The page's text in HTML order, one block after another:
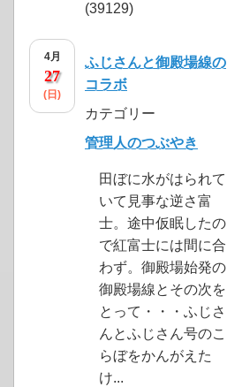
(39129)
4月
27
(日)
ふじさんと御殿場線の
コラボ
カテゴリー
管理人のつぶやき
田ぼに水がはられて
いて見事な逆さ富
士。途中仮眠したの
で紅富士には間に合
わず。御殿場始発の
御殿場線とその次を
とって・・・ふじさ
んとふじさん号のこ
らぼをかんがえた
け...